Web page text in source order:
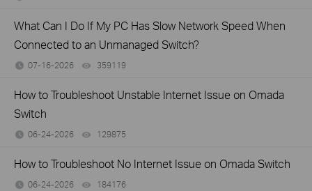
What Can I Do If My PC Has Slow Network Speed When
Connected to an Unmanaged Switch?
07-16-2026 359119
How to Troubleshoot Unstable Internet Issue on Omada
Switch
06-24-2026 129875
How to Troubleshoot No Internet Issue on Omada Switch
06-24-2026 184176